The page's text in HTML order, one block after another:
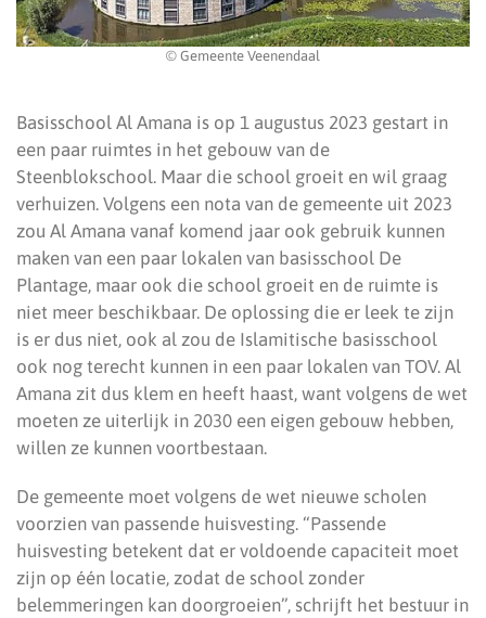
© Gemeente Veenendaal
Basisschool Al Amana is op 1 augustus 2023 gestart in
een paar ruimtes in het gebouw van de
Steenblokschool. Maar die school groeit en wil graag
verhuizen. Volgens een nota van de gemeente uit 2023
zou Al Amana vanaf komend jaar ook gebruik kunnen
maken van een paar lokalen van basisschool De
Plantage, maar ook die school groeit en de ruimte is
niet meer beschikbaar. De oplossing die er leek te zijn
is er dus niet, ook al zou de Islamitische basisschool
ook nog terecht kunnen in een paar lokalen van TOV. Al
Amana zit dus klem en heeft haast, want volgens de wet
moeten ze uiterlijk in 2030 een eigen gebouw hebben,
willen ze kunnen voortbestaan.
De gemeente moet volgens de wet nieuwe scholen
voorzien van passende huisvesting. “Passende
huisvesting betekent dat er voldoende capaciteit moet
zijn op één locatie, zodat de school zonder
belemmeringen kan doorgroeien”, schrijft het bestuur in